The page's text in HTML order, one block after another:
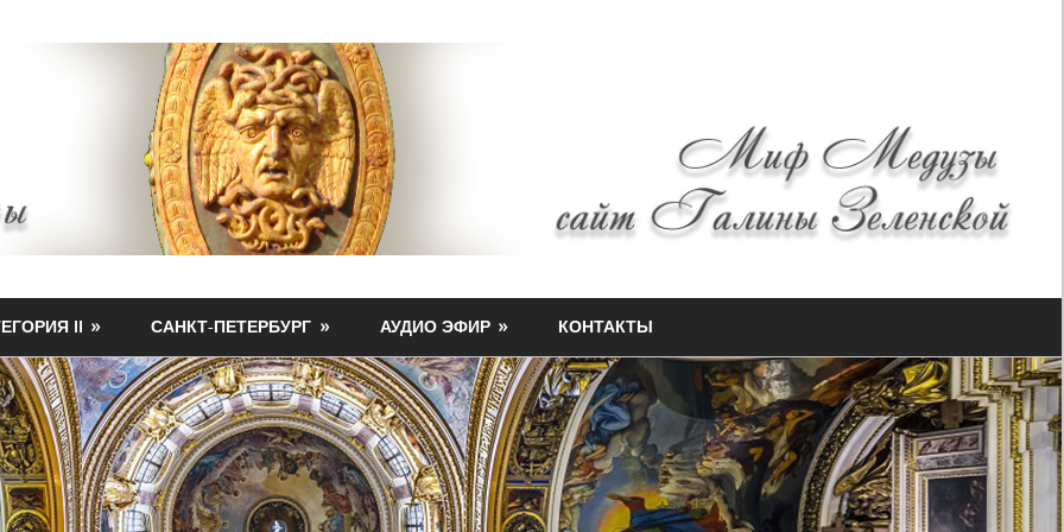
II САНКТ-ПЕТЕРБУРГ АУДИО ЭФИР КОНТАКТЫ